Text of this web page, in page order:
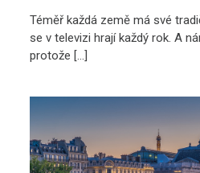
Téměř každá země má své
se v televizi hrají každý rok. A
protože […]